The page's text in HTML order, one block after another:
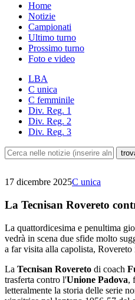
Home
Notizie
Campionati
Ultimo turno
Prossimo turno
Foto e video
LBA
C unica
C femminile
Div. Reg. 1
Div. Reg. 2
Div. Reg. 3
17 dicembre 2025C unica
La Tecnisan Rovereto
La quattordicesima e penultima
vedrà in scena due sfide molto
a far visita alla capolista,
La Tecnisan Rovereto di coach
trasferta contro l'Unione Padova,
letteralmente la storia delle serie